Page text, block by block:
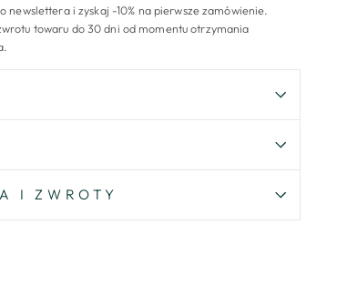
newslettera i zyskaj -10% na pierwsze zamówienie.
towaru do 30 dni od momentu otrzymania
I ZWROTY